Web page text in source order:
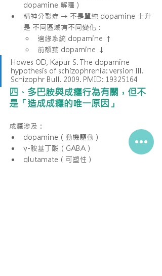
dopamine 解釋）
精神分裂症 → 不是單純 dopamine 上升
是 不同區域有不同變化：
邊緣系統 dopamine ↑
前額葉 dopamine ↓
Howes OD, Kapur S. The dopamine
hypothesis of schizophrenia: version III.
Schizophr Bull. 2009. PMID: 19325164
四、多巴胺與成癮行為有關，但不
是「造成成癮的唯一原因」
成癮涉及：
dopamine（動機驅動）
γ-胺基丁酸（GABA）
glutamate（可塑性）